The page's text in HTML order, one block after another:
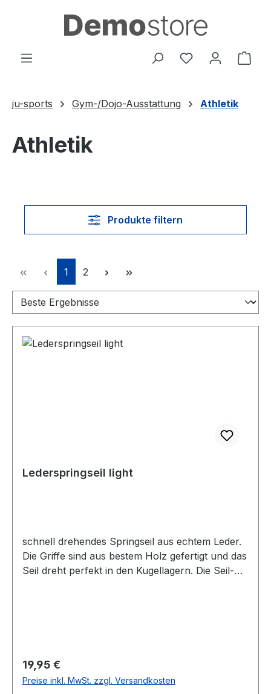
Zum Hauptinhalt springen
Du hast 0
ju-sports Gym-/Dojo-Ausstattung Athletik
Athletik
Produkte filtern
Seite
1 Seite
2
Lederspringseil light
schnell drehendes Springseil aus echtem Leder.
Die Griffe sind aus bestem Holz gefertigt und das
Seil dreht perfekt in den Kugellagern. Die Seil-
perfekt und ist ausgewogen
Regulärer Preis:
19,95 €
Preise inkl. MwSt. zzgl. Versandkosten